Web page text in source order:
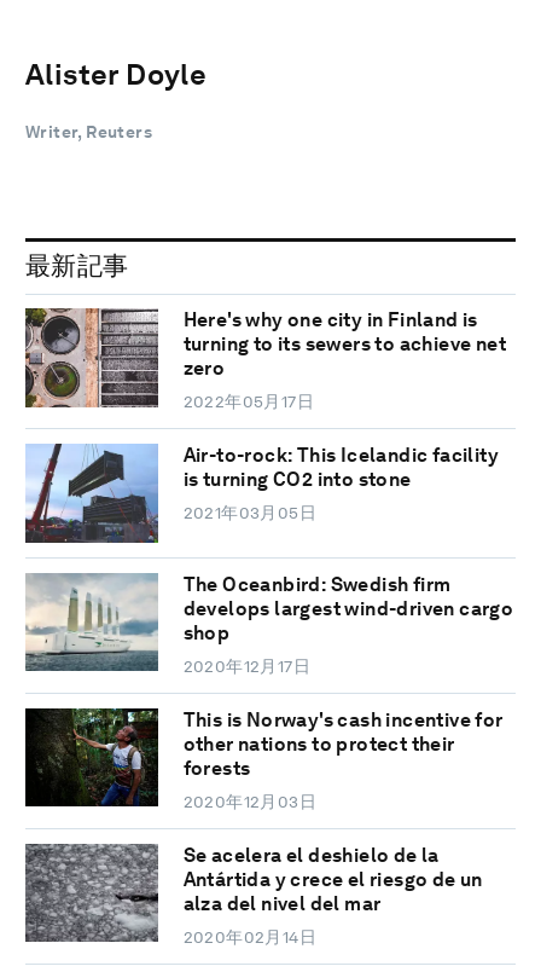
Alister Doyle
Writer, Reuters
最新記事
Here's why one city in Finland is
turning to its sewers to achieve net
zero
2022年05月17日
Air-to-rock: This Icelandic facility
is turning CO2 into stone
2021年03月05日
The Oceanbird: Swedish firm
develops largest wind-driven cargo
shop
2020年12月17日
This is Norway's cash incentive for
other nations to protect their
forests
2020年12月03日
Se acelera el deshielo de la
Antártida y crece el riesgo de un
alza del nivel del mar
2020年02月14日